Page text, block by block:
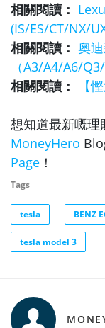
相關閱讀：
(IS/ES/CT/NX/
相關閱讀： 奧
（A3/A4/A6/Q3/
相關閱讀：
【
想知道最新嘅理
MoneyHero
Page ！
Tags
tesla BENZ
tesla model 3